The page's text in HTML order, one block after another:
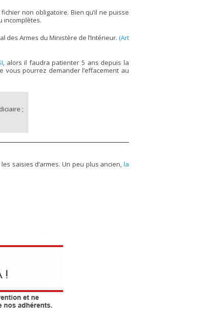
non obligatoire. Bien qu’il ne puisse
incomplètes.
des Armes du Ministère de l’Intérieur.(Art
, alors il faudra patienter 5 ans depuis la
vous pourrez demander l’effacement au
;
saisies d’armes. Un peu plus ancien,la